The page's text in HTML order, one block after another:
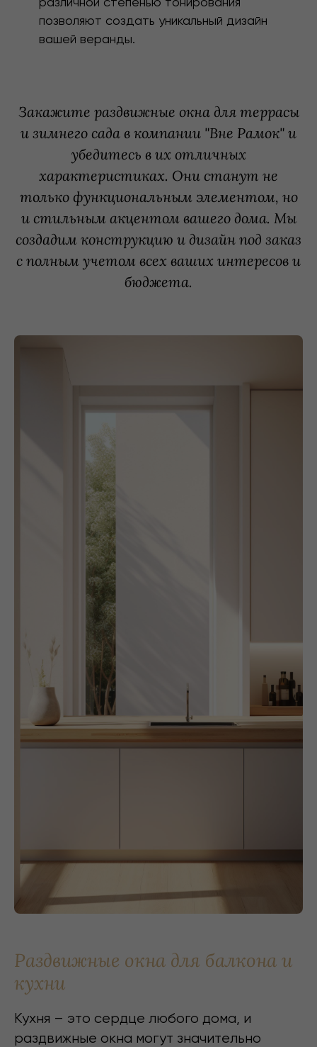
позволяют создать уникальный дизайн
вашей веранды.
Закажите раздвижные окна для террасы
и зимнего сада в компании "Вне Рамок" и
убедитесь в их отличных
характеристиках. Они станут не
только функциональным элементом, но
и стильным акцентом вашего дома. Мы
создадим конструкцию и дизайн под заказ
с полным учетом всех ваших интересов и
бюджета.
Раздвижные окна для балкона и
кухни
Кухня – это сердце любого дома, и
раздвижные окна могут значительно
Виды окон
Рекомендуем для загородных домов и
коттеджей. Идеальны для
дизайнерских решений (порталов,
панорамных окон)